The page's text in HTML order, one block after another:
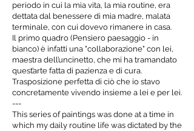
periodo in cui la mia vita, la mia routine, era
dettata dal benessere di mia madre, malata
terminale, con cui dovevo rimanere in casa.
Il primo quadro (Pensiero paesaggio - in
bianco) è infatti una "collaborazione" con lei,
maestra dell’uncinetto, che mi ha tramandato
quest’arte fatta di pazienza e di cura.
Trasposizione perfetta di ciò che io stavo
concretamente vivendo insieme a lei e per lei.
---
This series of paintings was done at a time in
which my daily routine life was dictated by the